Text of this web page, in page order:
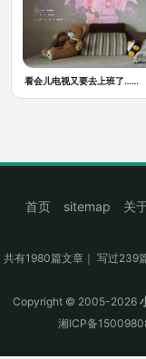
看会儿电视又要去上班了……
首页 sitemap 关
共有1980篇文章｜ 写过239
Copyright © 2005-2026
湘ICP备